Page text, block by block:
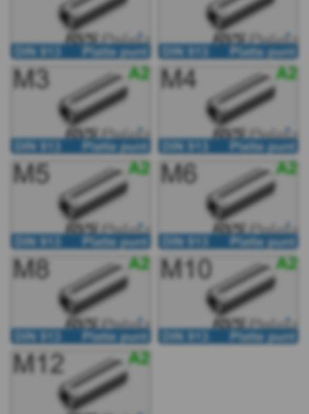
7380
WS
9335
DIN
913
DIN
913
-
A2
m2
DIN
913